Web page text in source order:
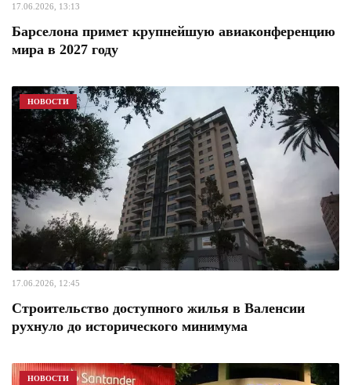
17.06.2026, 13:13
Барселона примет крупнейшую авиаконференцию
мира в 2027 году
НОВОСТИ
17.06.2026, 12:45
Строительство доступного жилья в Валенсии
рухнуло до исторического минимума
НОВОСТИ